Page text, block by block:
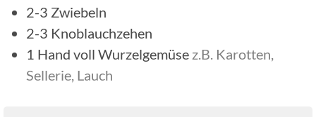
2-3 Zwiebeln
2-3 Knoblauchzehen
1 Hand voll Wurzelgemüse z.B. Karotten,
Sellerie, Lauch